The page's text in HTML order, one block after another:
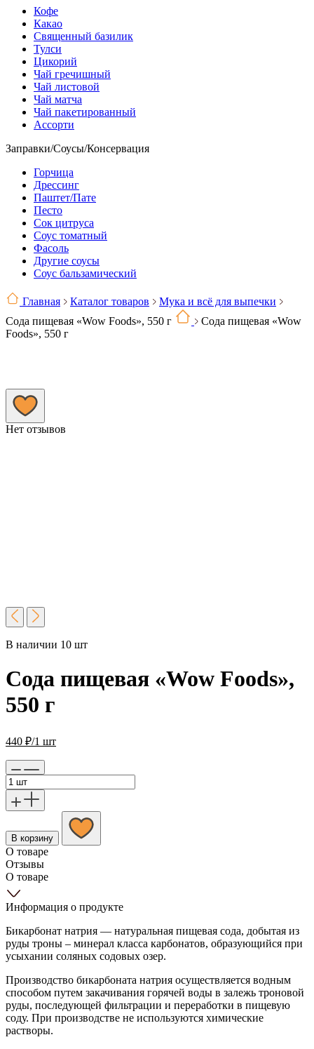
Кофе
Какао
Священный базилик
Тулси
Цикорий
Чай гречишный
Чай листовой
Чай матча
Чай пакетированный
Ассорти
Заправки/Соусы/Консервация
Горчица
Дрессинг
Паштет/Пате
Песто
Сок цитруса
Соус томатный
Фасоль
Другие соусы
Соус бальзамический
Главная Каталог товаров
Мука и всё для выпечки
Сода пищевая «Wow Foods», 550 г
Сода пищевая «Wow
Foods», 550 г
Нет отзывов
В наличии 10 шт
Сода пищевая «Wow Foods»,
550 г
440 ₽/1 шт
В корзину
О товаре
Отзывы
О товаре
Информация о продукте
Бикарбонат натрия — натуральная пищевая сода, добытая из
руды троны – минерал класса карбонатов, образующийся при
усыхании соляных содовых озер.
Производство бикарбоната натрия осуществляется водным
способом путем закачивания горячей воды в залежь троновой
руды, последующей фильтрации и переработки в пищевую
соду. При производстве не используются химические
растворы.